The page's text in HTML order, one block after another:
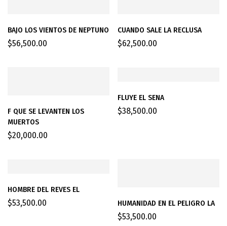
BAJO LOS VIENTOS DE NEPTUNO
$56,500.00
CUANDO SALE LA RECLUSA
$62,500.00
F QUE SE LEVANTEN LOS
MUERTOS
$20,000.00
FLUYE EL SENA
$38,500.00
HOMBRE DEL REVES EL
$53,500.00 HUMANIDAD EN EL PELIGRO LA
$53,500.00